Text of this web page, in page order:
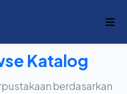
Katalog
berdasarkan